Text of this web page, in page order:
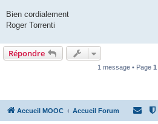
Bien cordialement
Roger Torrenti
Répondre
1 message • Page 1
Accueil MOOC Accueil Forum